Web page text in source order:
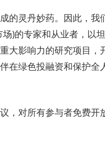
的灵丹妙药。因此，我
)的专家和从业者，以
大影响力的研究项目，
在绿色投融资和保护全
，对所有参与者免费开